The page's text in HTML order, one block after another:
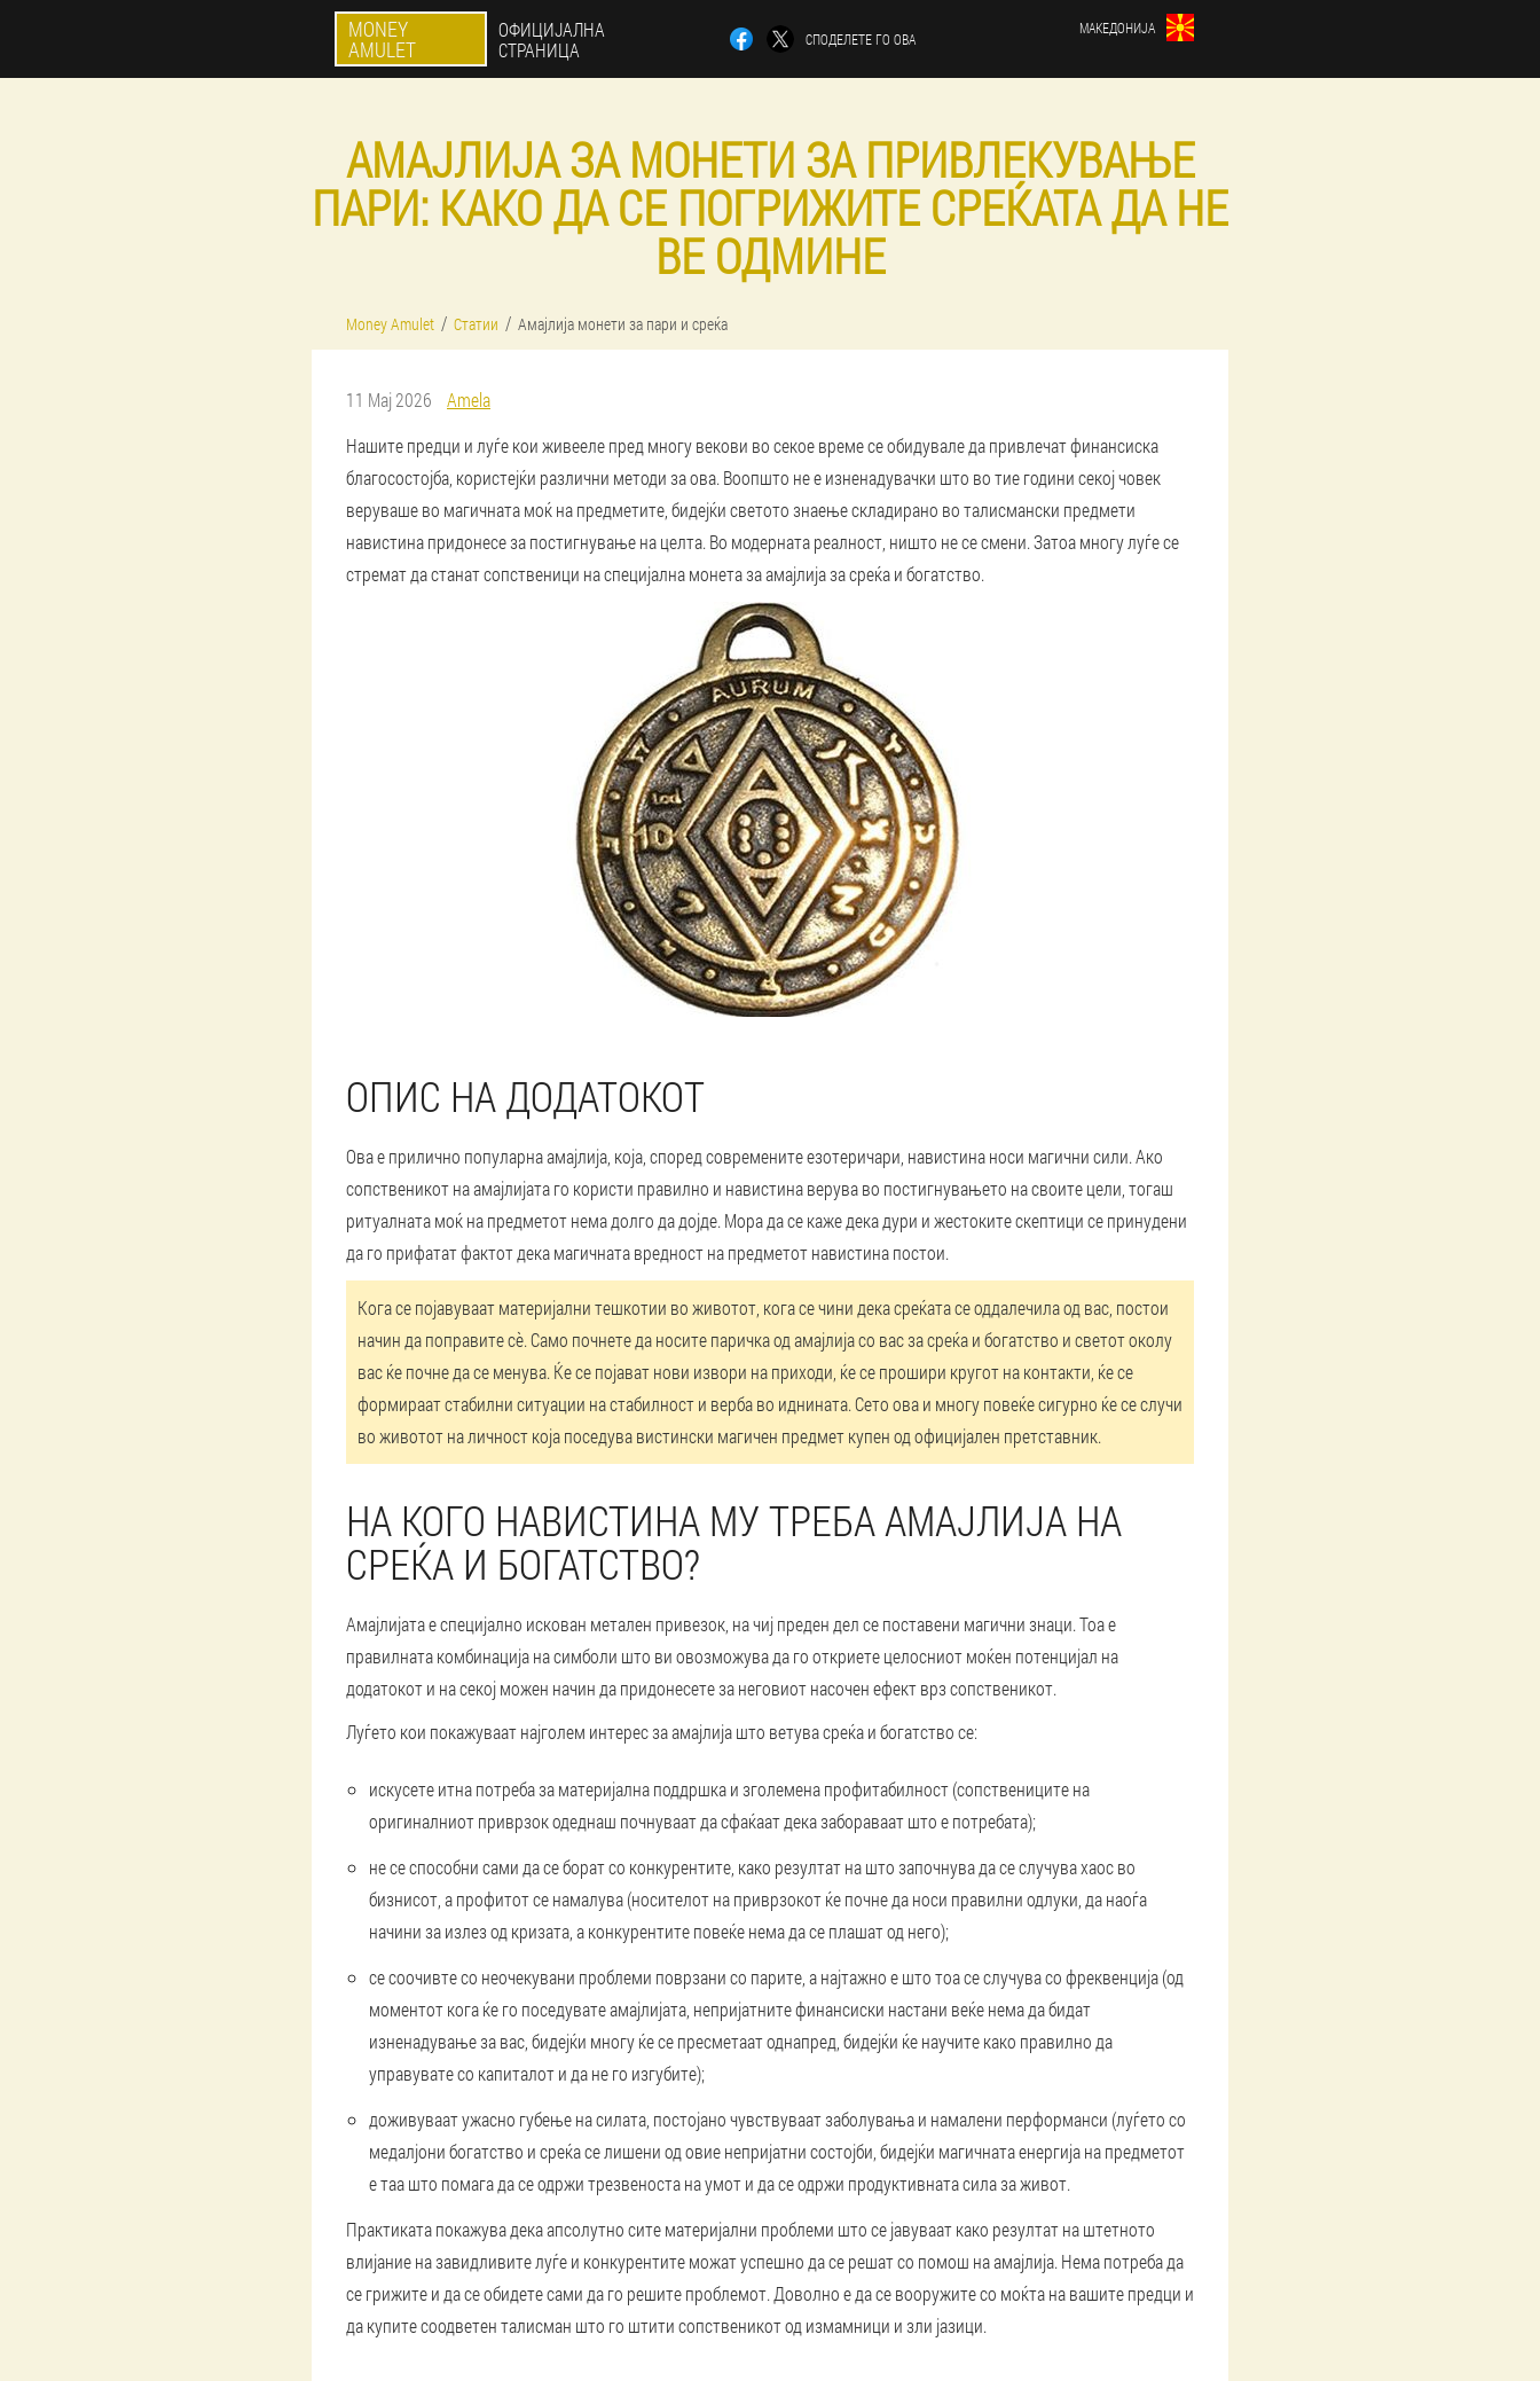
MONEY
AMULET
ОФИЦИЈАЛНА
СТРАНИЦА
СПОДЕЛЕТЕ ГО ОВА
МАКЕДОНИЈА
АМАЈЛИЈА ЗА МОНЕТИ ЗА ПРИВЛЕКУВАЊЕ
ПАРИ: КАКО ДА СЕ ПОГРИЖИТЕ СРЕЌАТА ДА НЕ
ВЕ ОДМИНЕ
Money Amulet Статии Амајлија монети за пари и среќа
11 Мај 2026
Amela
Нашите предци и луѓе кои живееле пред многу векови во секое време се обидувале да привлечат финансиска
благосостојба, користејќи различни методи за ова. Воопшто не е изненадувачки што во тие години секој човек
веруваше во магичната моќ на предметите, бидејќи светото знаење складирано во талисмански предмети
навистина придонесе за постигнување на целта. Во модерната реалност, ништо не се смени. Затоа многу луѓе се
стремат да станат сопственици на специјална монета за амајлија за среќа и богатство.
ОПИС НА ДОДАТОКОТ
Ова е прилично популарна амајлија, која, според современите езотеричари, навистина носи магични сили. Ако
сопственикот на амајлијата го користи правилно и навистина верува во постигнувањето на своите цели, тогаш
ритуалната моќ на предметот нема долго да дојде. Мора да се каже дека дури и жестоките скептици се принудени
да го прифатат фактот дека магичната вредност на предметот навистина постои.
Кога се појавуваат материјални тешкотии во животот, кога се чини дека среќата се оддалечила од вас, постои
начин да поправите сè. Само почнете да носите паричка од амајлија со вас за среќа и богатство и светот околу
вас ќе почне да се менува. Ќе се појават нови извори на приходи, ќе се прошири кругот на контакти, ќе се
формираат стабилни ситуации на стабилност и верба во иднината. Сето ова и многу повеќе сигурно ќе се случи
во животот на личност која поседува вистински магичен предмет купен од официјален претставник.
НА КОГО НАВИСТИНА МУ ТРЕБА АМАЈЛИЈА НА
СРЕЌА И БОГАТСТВО?
Амајлијата е специјално искован метален привезок, на чиј преден дел се поставени магични знаци. Тоа е
правилната комбинација на симболи што ви овозможува да го откриете целосниот моќен потенцијал на
додатокот и на секој можен начин да придонесете за неговиот насочен ефект врз сопственикот.
Луѓето кои покажуваат најголем интерес за амајлија што ветува среќа и богатство се:
искусете итна потреба за материјална поддршка и зголемена профитабилност (сопствениците на
оригиналниот приврзок одеднаш почнуваат да сфаќаат дека забораваат што е потребата);
не се способни сами да се борат со конкурентите, како резултат на што започнува да се случува хаос во
бизнисот, а профитот се намалува (носителот на приврзокот ќе почне да носи правилни одлуки, да наоѓа
начини за излез од кризата, а конкурентите повеќе нема да се плашат од него);
се соочивте со неочекувани проблеми поврзани со парите, а најтажно е што тоа се случува со фреквенција (од
моментот кога ќе го поседувате амајлијата, непријатните финансиски настани веќе нема да бидат
изненадување за вас, бидејќи многу ќе се пресметаат однапред, бидејќи ќе научите како правилно да
управувате со капиталот и да не го изгубите);
доживуваат ужасно губење на силата, постојано чувствуваат заболувања и намалени перформанси (луѓето со
медалјони богатство и среќа се лишени од овие непријатни состојби, бидејќи магичната енергија на предметот
е таа што помага да се одржи трезвеноста на умот и да се одржи продуктивната сила за живот.
Практиката покажува дека апсолутно сите материјални проблеми што се јавуваат како резултат на штетното
влијание на завидливите луѓе и конкурентите можат успешно да се решат со помош на амајлија. Нема потреба да
се грижите и да се обидете сами да го решите проблемот. Доволно е да се вооружите со моќта на вашите предци и
да купите соодветен талисман што го штити сопственикот од измамници и зли јазици.